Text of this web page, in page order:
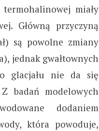
miały
Główną przyczyną
są powolne zmiany
jednak gwałtownych
glacjału nie da się
badań modelowych
dodaniem
która powoduje,